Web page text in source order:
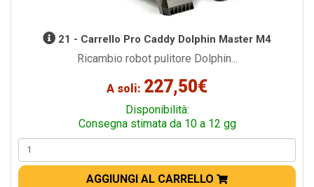
21 - Carrello Pro Caddy Dolphin Master M4
Ricambio robot pulitore Dolphin...
A soli: 227,50€
Disponibilità:
Consegna stimata da 10 a 12 gg
AGGIUNGI AL CARRELLO